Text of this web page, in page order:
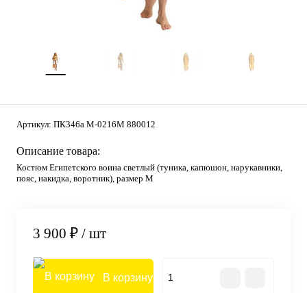
Артикул: ПК346а M-0216M 880012
Описание товара:
Костюм Египетского воина светлый (туника, капюшон, нарукавники,
пояс, накидка, воротник), размер M
3 900 ₽ / шт
В корзину